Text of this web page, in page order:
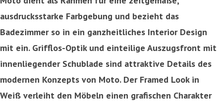
ausdrucksstarke Farbgebung und bezieht das
Badezimmer so in ein ganzheitliches Interior Design
mit ein. Grifflos-Optik und einteilige Auszugsfront mit
innenliegender Schublade sind attraktive Details des
modernen Konzepts von Moto. Der Framed Look in
Weiß verleiht den Möbeln einen grafischen Charakter